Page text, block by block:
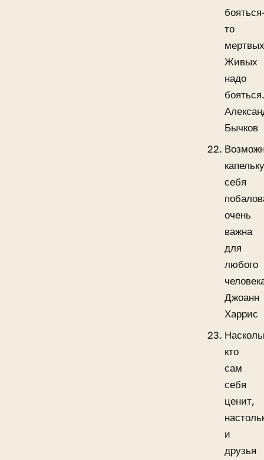
то
Живых
надо
Бычков
себя
очень
важна
для
любого
Джоанн
Харрис
кто
сам
себя
ценит,
и
друзья